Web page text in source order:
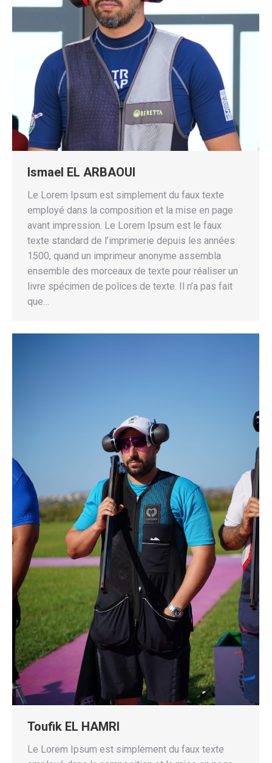
Ismael EL ARBAOUI
Le Lorem Ipsum est simplement du faux texte
employé dans la composition et la mise en page
avant impression. Le Lorem Ipsum est le faux
texte standard de l’imprimerie depuis les années
1500, quand un imprimeur anonyme assembla
ensemble des morceaux de texte pour réaliser un
livre spécimen de polices de texte. Il n’a pas fait
que…
Toufik EL HAMRI
Le Lorem Ipsum est simplement du faux texte